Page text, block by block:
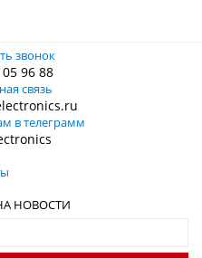
звонок
96 88
связь
в телеграмм
НОВОСТИ